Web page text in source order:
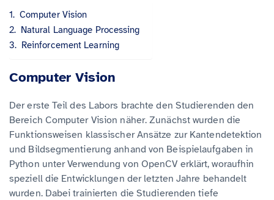
Computer Vision
Natural Language Processing
Reinforcement Learning
Computer Vision
Der erste Teil des Labors brachte den Studierenden den
Bereich Computer Vision näher. Zunächst wurden die
Funktionsweisen klassischer Ansätze zur Kantendetektion
und Bildsegmentierung anhand von Beispielaufgaben in
Python unter Verwendung von OpenCV erklärt, woraufhin
speziell die Entwicklungen der letzten Jahre behandelt
wurden. Dabei trainierten die Studierenden tiefe